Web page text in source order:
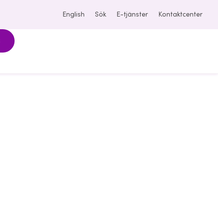
English Sök E-tjänster Kontaktcenter